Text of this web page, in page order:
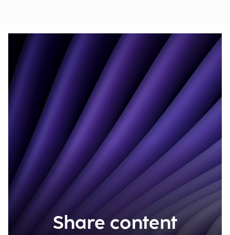
Share content